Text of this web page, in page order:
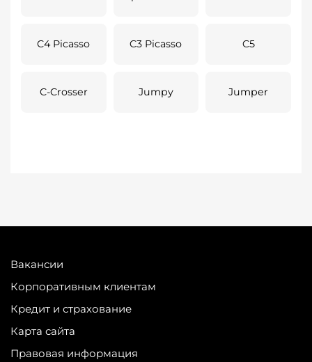
C4 Picasso C3 Picasso C5
C-Crosser Jumpy Jumper
Вакансии
Корпоративным клиентам
Кредит и страхование
Карта сайта
Правовая информация